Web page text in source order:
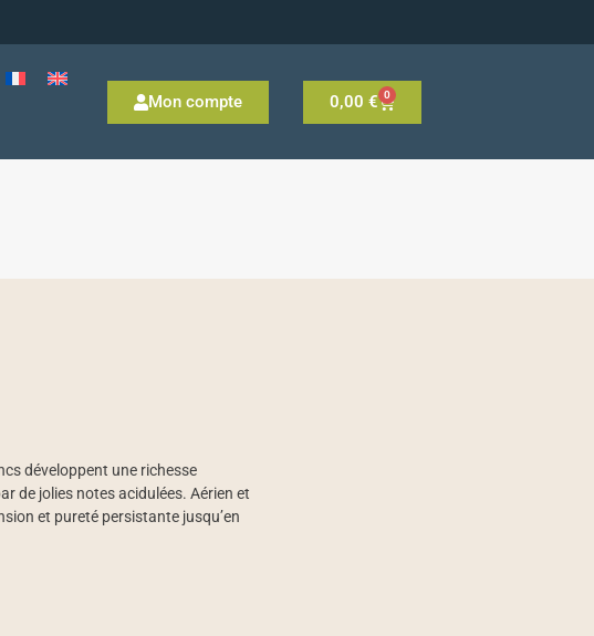
Mon compte 0,00 € 0
développent une richesse
de jolies notes acidulées. Aérien et
et pureté persistante jusqu’en